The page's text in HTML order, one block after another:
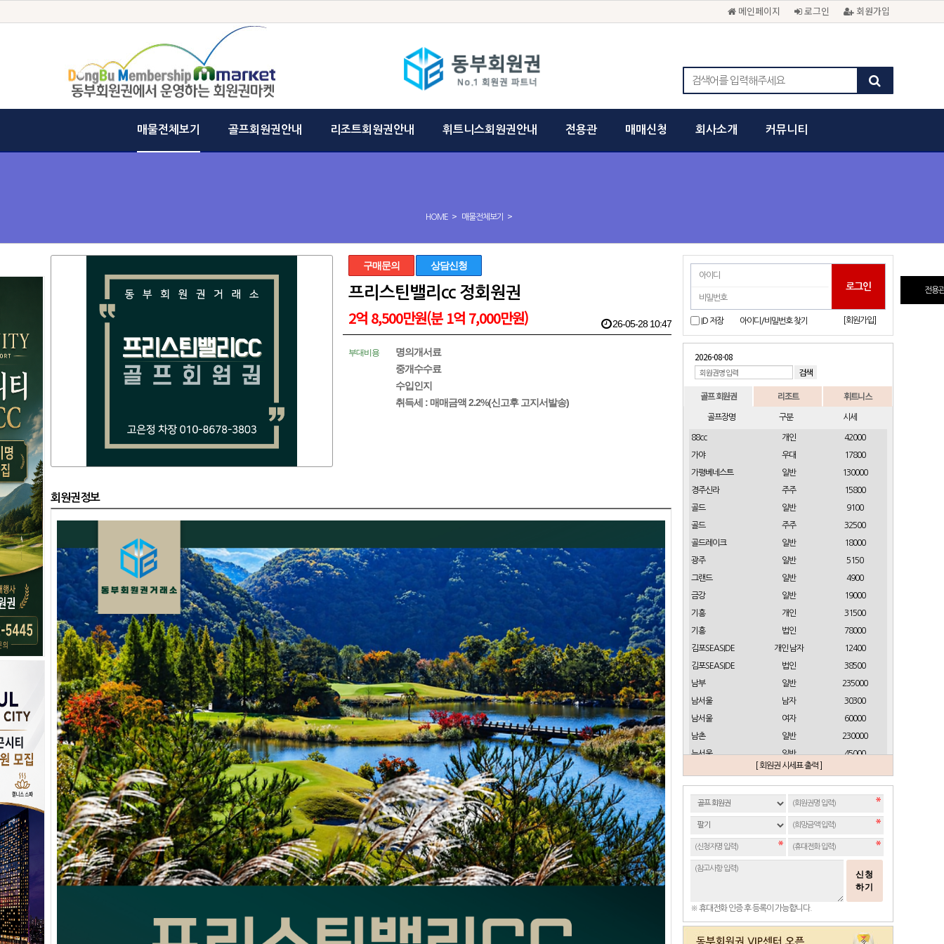
메인페이지 로그인 회원가입
매물전체보기 골프회원권안내 리조트회원권안내 휘트니스회원권안내 전용관 매매신청 회사소개 커뮤니티
전용
HOME > 매물전체보기 >
구매문의 상담신청
프리스틴밸리cc 정회원권
2억 8,500만원(분 1억 7,000만원)
부대비용
명의개서료
중개수수료
수입인지
취득세 : 매매금액 2.2%(신고후 고지서발송)
26-05-28 10:47
회원권정보
ID 저장 아이디/비밀번호 찾기 [회원가입]
2026-08-08
골프 회원권 리조트 휘트니스
골프장명 구분 시세
88cc 개인 42000
가야 우대 17800
가평베네스트 일반 130000
경주신라 주주 15800
골드 일반 9100
골드 주주 32500
골드레이크 일반 18000
광주 일반 5150
그랜드 일반 4900
금강 일반 19000
기흥 개인 31500
기흥 법인 78000
김포SEASIDE 개인 남자 12400
김포SEASIDE 법인 38500
남부 일반 235000
남서울 남자 30300
남서울 여자 60000
남촌 일반 230000
뉴서울 일반 45000
개인(분12000)
뉴스프링빌 주중가족(분5000) 6900
뉴스프링빌 주중개인(분3000)
뉴코리아 남자
뉴코리아 여자
대구 일반 정회원 16500
2100
17500
동부산 일반(분14000)
라데나 일반 11500
[ 회원권 시세표 출력 ]
신청
하기
※ 휴대전화 인증 후 등록이 가능합니다.